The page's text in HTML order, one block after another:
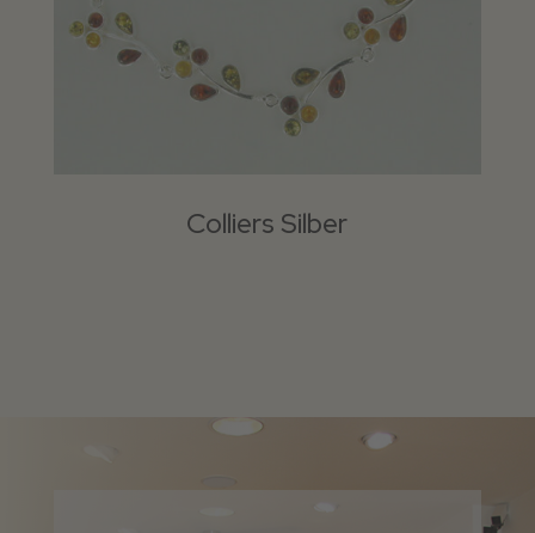
Colliers Silber